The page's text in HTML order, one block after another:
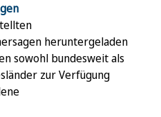
heruntergeladen
sowohl bundesweit als
zur Verfügung